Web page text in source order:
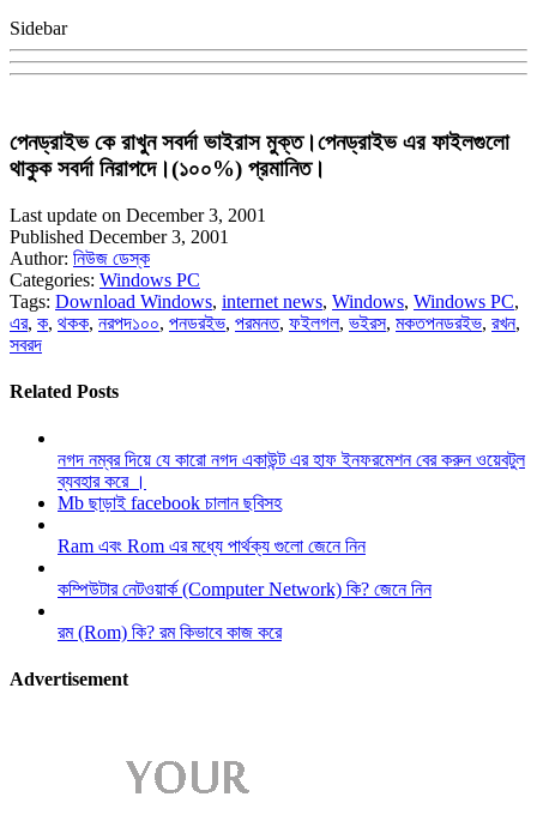
Sidebar
পেনড্রাইভ কে রাখুন সবর্দা ভাইরাস মুক্ত।পেনড্রাইভ এর ফাইলগুলো
থাকুক সবর্দা নিরাপদে।(১০০%) প্রমানিত।
Last update on December 3, 2001
Published December 3, 2001
Author: নিউজ ডেস্ক
Categories: Windows PC
Tags: Download Windows, internet news, Windows, Windows PC,
এর, ক, থকক, নরপদ১০০, পনডরইভ, পরমনত, ফইলগল, ভইরস, মকতপনডরইভ, রখন,
সবরদ
Related Posts
নগদ নম্বর দিয়ে যে কারো নগদ একাউন্ট এর হাফ ইনফরমেশন বের করুন ওয়েবটুল
ব্যবহার করে ।
Mb ছাড়াই facebook চালান ছবিসহ
Ram এবং Rom এর মধ্যে পার্থক্য গুলো জেনে নিন
কম্পিউটার নেটওয়ার্ক (Computer Network) কি? জেনে নিন
রম (Rom) কি? রম কিভাবে কাজ করে
Advertisement